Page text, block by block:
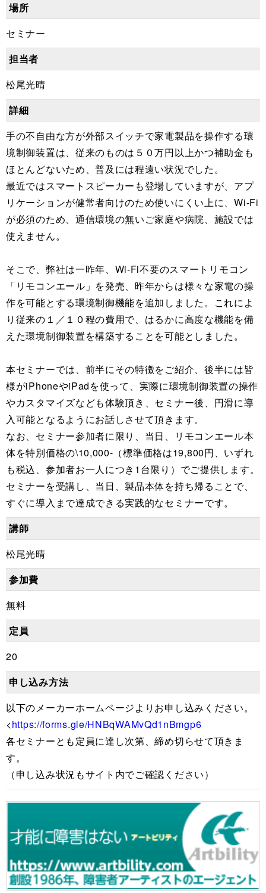
場所
セミナー
担当者
松尾光晴
詳細
手の不自由な方が外部スイッチで家電製品を操作する環
境制御装置は、従来のものは５０万円以上かつ補助金も
ほとんどないため、普及には程遠い状況でした。
最近ではスマートスピーカーも登場していますが、アプ
リケーションが健常者向けのため使いにくい上に、Wi-Fi
が必須のため、通信環境の無いご家庭や病院、施設では
使えません。
そこで、弊社は一昨年、Wi-Fi不要のスマートリモコン
「リモコンエール」を発売、昨年からは様々な家電の操
作を可能とする環境制御機能を追加しました。これによ
り従来の１／１０程の費用で、はるかに高度な機能を備
えた環境制御装置を構築することを可能としました。
本セミナーでは、前半にその特徴をご紹介、後半には皆
様がiPhoneやiPadを使って、実際に環境制御装置の操作
やカスタマイズなども体験頂き、セミナー後、円滑に導
入可能となるようにお話しさせて頂きます。
なお、セミナー参加者に限り、当日、リモコンエール本
体を特別価格の\10,000-（標準価格は19,800円、いずれ
も税込、参加者お一人につき1台限り）でご提供します。
セミナーを受講し、当日、製品本体を持ち帰ることで、
すぐに導入まで達成できる実践的なセミナーです。
講師
松尾光晴
参加費
無料
定員
20
申し込み方法
以下のメーカーホームページよりお申し込みください。
<https://forms.gle/HNBqWAMvQd1nBmgp6
各セミナーとも定員に達し次第、締め切らせて頂きま
す。
（申し込み状況もサイト内でご確認ください）